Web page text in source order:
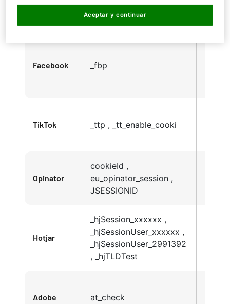
SalesForce
igodigitalstdomain ,
igodigitaltc2
Facebook _fbp
de
TikTok _ttp , _tt_enable_cooki
de
Opinator
cookieId ,
eu_opinator_session ,
JSESSIONID
de
Hotjar
_hjSession_xxxxxx ,
_hjSessionUser_xxxxxx ,
_hjSessionUser_2991392
, _hjTLDTest
de
Adobe at_check
Aceptar y continuar